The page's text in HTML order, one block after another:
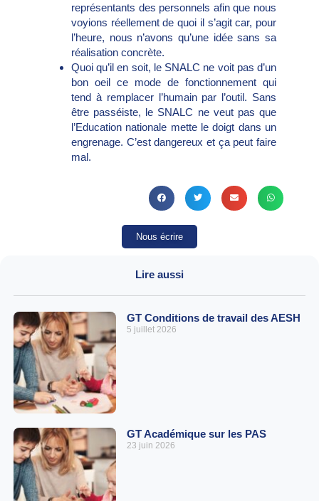
représentants des personnels afin que nous
voyions réellement de quoi il s’agit car, pour
l’heure, nous n’avons qu’une idée sans sa
réalisation concrète.
Quoi qu’il en soit, le SNALC ne voit pas d’un
bon oeil ce mode de fonctionnement qui
tend à remplacer l’humain par l’outil. Sans
être passéiste, le SNALC ne veut pas que
l’Education nationale mette le doigt dans un
engrenage. C’est dangereux et ça peut faire
mal.
Nous écrire
Lire aussi
GT Conditions de travail des AESH
5 juillet 2026
GT Académique sur les PAS
23 juin 2026